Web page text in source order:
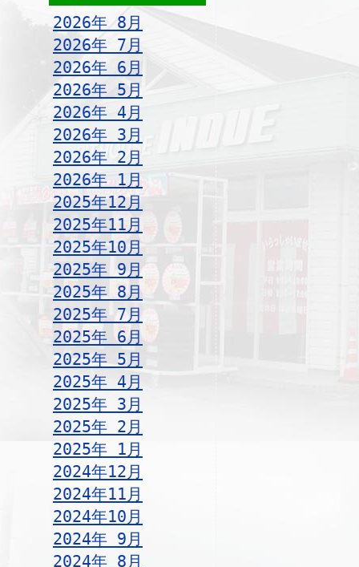
2026年 8月
2026年 7月
2026年 6月
2026年 5月
2026年 4月
2026年 3月
2026年 2月
2026年 1月
2025年12月
2025年11月
2025年10月
2025年 9月
2025年 8月
2025年 7月
2025年 6月
2025年 5月
2025年 4月
2025年 3月
2025年 2月
2025年 1月
2024年12月
2024年11月
2024年10月
2024年 9月
2024年 8月